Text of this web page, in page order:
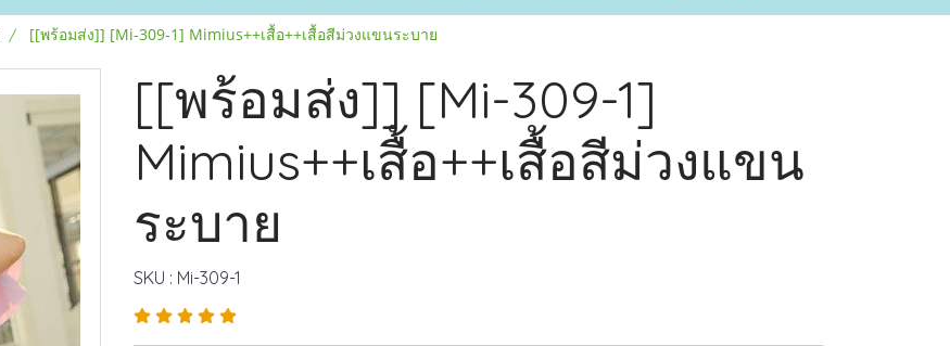
[[พร้อมส่ง]] [Mi-309-1] Mimius++เสื้อ++เสื้อสีม่วงแขนระบาย
[[พร้อมส่ง]] [Mi-309-1]
Mimius++เสื้อ++เสื้อสีม่วงแขน
ระบาย
SKU : Mi-309-1